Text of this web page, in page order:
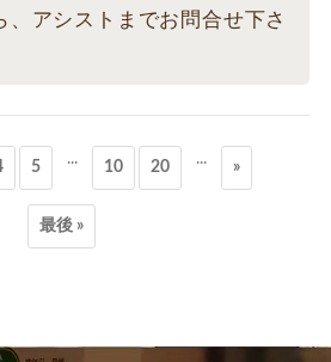
、アシストまでお問合せ下さ
5 ... 10 20 ... »
最後 »